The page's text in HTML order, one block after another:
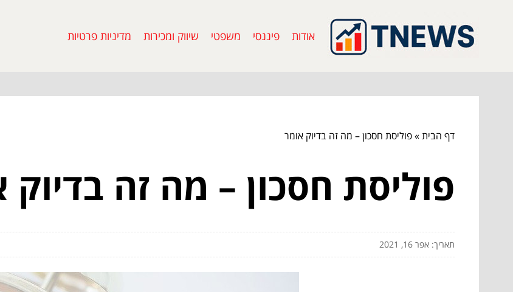
אודות פיננסי משפטי שיווק ומכירות מדיניות פרטיות
דף הבית»פוליסת חסכון – מה זה בדיוק אומר
פוליסת חסכון – מה זה בדיוק
תאריך: אפר 16, 2021